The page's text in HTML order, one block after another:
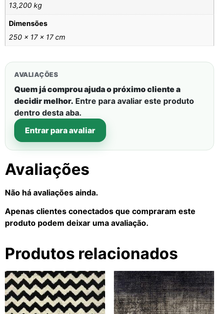
13,200 kg
Dimensões
250 × 17 × 17 cm
AVALIAÇÕES
Quem já comprou ajuda o próximo cliente a
decidir melhor. Entre para avaliar este produto
dentro desta aba.
Entrar para avaliar
Avaliações
Não há avaliações ainda.
Apenas clientes conectados que compraram este
produto podem deixar uma avaliação.
Produtos relacionados